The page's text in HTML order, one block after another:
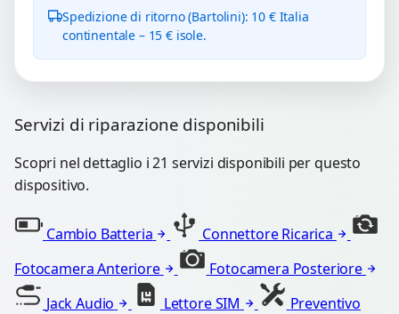
Spedizione di ritorno (Bartolini): 10 € Italia
continentale – 15 € isole.
Servizi di riparazione disponibili
Scopri nel dettaglio i 21 servizi disponibili per questo
dispositivo.
Cambio Batteria
Connettore Ricarica
Fotocamera Anteriore
Fotocamera Posteriore
Jack Audio
Lettore SIM
Preventivo